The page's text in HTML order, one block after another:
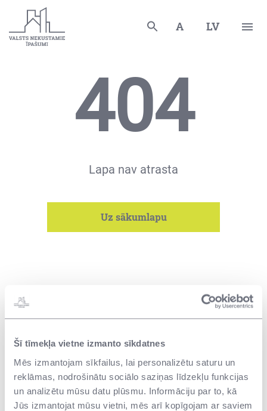
Šī tīmekļa vietne izmanto sīkdatnes
Mēs izmantojam sīkfailus, lai personalizētu saturu un
reklāmas, nodrošinātu sociālo saziņas līdzekļu funkcijas
un analizētu mūsu datu plūsmu. Informāciju par to, kā
Jūs izmantojat mūsu vietni, mēs arī kopīgojam ar saviem
A LV
404
Lapa nav atrasta
Uz sākumlapu